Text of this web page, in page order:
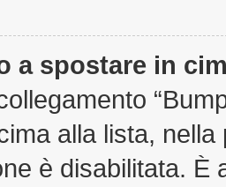
a spostare in
alla lista,
è disabilitata. È